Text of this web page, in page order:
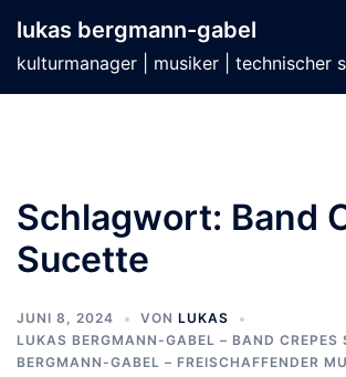
Inhalt
springen
lukas bergmann-gabel
kulturmanager | musiker | technischer
Schlagwort: Band
Sucette
JUNI 8, 2024 VON LUKAS
LUKAS BERGMANN-GABEL – BAND CREPES
BERGMANN-GABEL – FREISCHAFFENDER